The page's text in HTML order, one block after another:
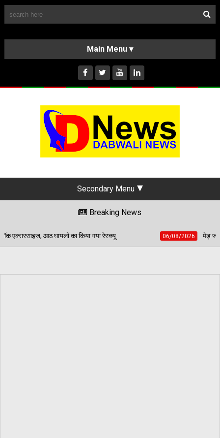
HOME
ABOUT US
INSTAGRAM
Secondary Menu
Breaking News
गया रेस्क्यू 06/08/2026 पेड़ जन्म से मरण तक निभाते हैं साथ, बच्चों की